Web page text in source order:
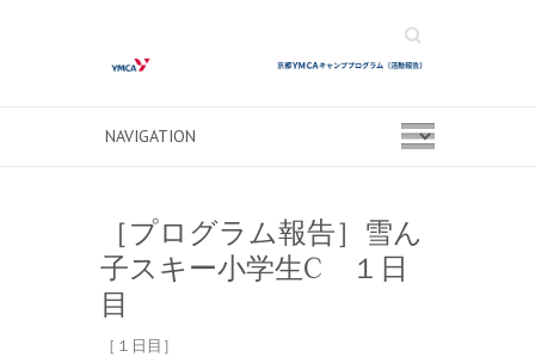
Search
［プログラム報告］雪ん
子スキー小学生C １日
目
［１日目］